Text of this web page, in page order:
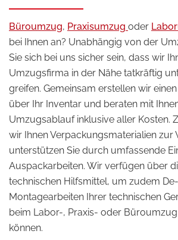
Büroumzug, Praxisumzug oder
bei Ihnen an? Unabhängig von der
Sie sich bei uns sicher sein, dass wir
Umzugsfirma in der Nähe tatkräftig
greifen. Gemeinsam erstellen wir
über Ihr Inventar und beraten mit
Umzugsablauf inklusive aller Kosten.
wir Ihnen Verpackungsmaterialien zur
unterstützen Sie durch umfassende
Auspackarbeiten. Wir verfügen über
technischen Hilfsmittel, um zudem
Montagearbeiten Ihrer technischen
beim Labor-, Praxis- oder
können.